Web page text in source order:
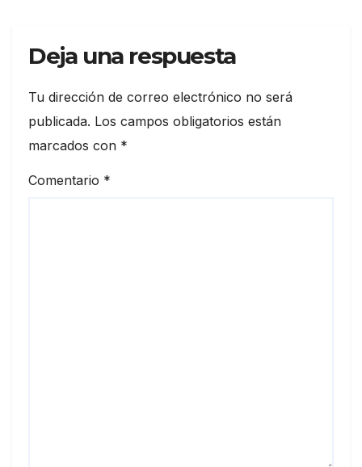
Deja una respuesta
Tu dirección de correo electrónico no será
publicada. Los campos obligatorios están
marcados con *
Comentario *